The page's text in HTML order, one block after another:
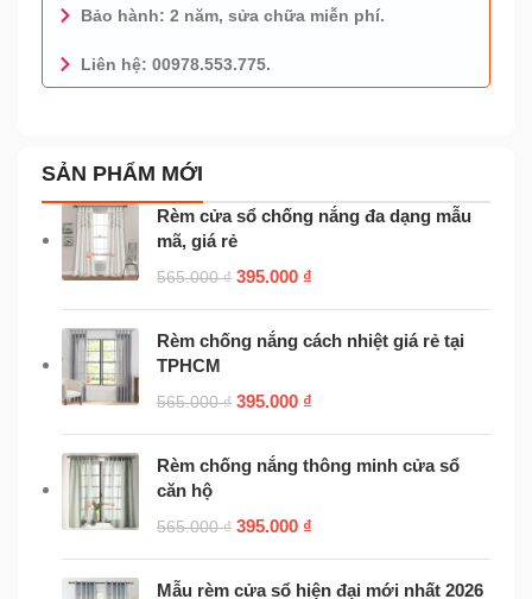
Bảo hành: 2 năm, sửa chữa miễn phí.
Liên hệ: 00978.553.775.
0978.553.775 - TƯ VẤN MIỄN PHÍ
SẢN PHẨM MỚI
Rèm cửa sổ chống nắng đa dạng mẫu
mã, giá rẻ
565.000₫ 395.000 ₫
Rèm chống nắng cách nhiệt giá rẻ tại
TPHCM
565.000₫ 395.000 ₫
Rèm chống nắng thông minh cửa sổ
căn hộ
565.000₫ 395.000 ₫
Mẫu rèm cửa sổ hiện đại mới nhất 2026